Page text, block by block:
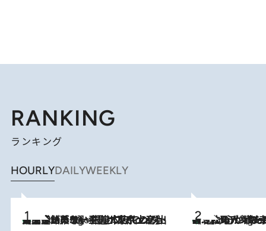
RANKING
ランキング
HOURLYDAILYWEEKLY
3 Hours Ago
【間違いのない王道・東京土産】資生堂パーラー 銀座本店でのみ出会える銘菓5選《極上プディング・濃厚チーズケーキ・ボンボンショコラほか》 3 Hours Ago
《北欧の人々の幸福度が高いのは…》元デンマーク親善大使が出会った“心が満たされる暮らし”「いいかげんにヒュッゲしなさい！」